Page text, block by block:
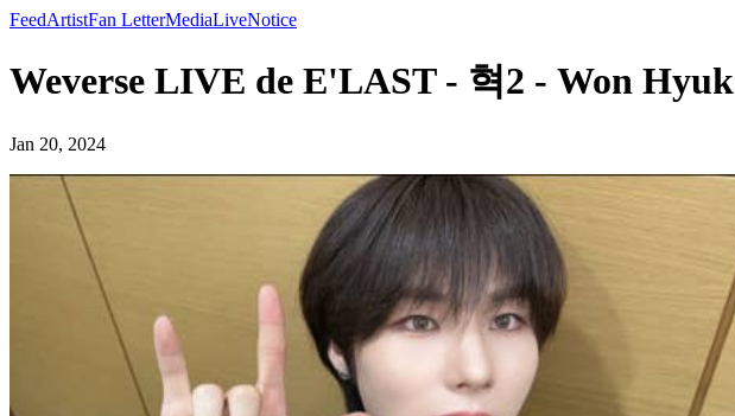
FeedArtistFan LetterMediaLiveNotice
Weverse LIVE de E'LAST - 혁2 - Won Hyuk
Jan 20, 2024